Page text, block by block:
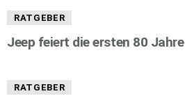
RATGEBER
Jeep feiert die ersten 80 Jahre
RATGEBER